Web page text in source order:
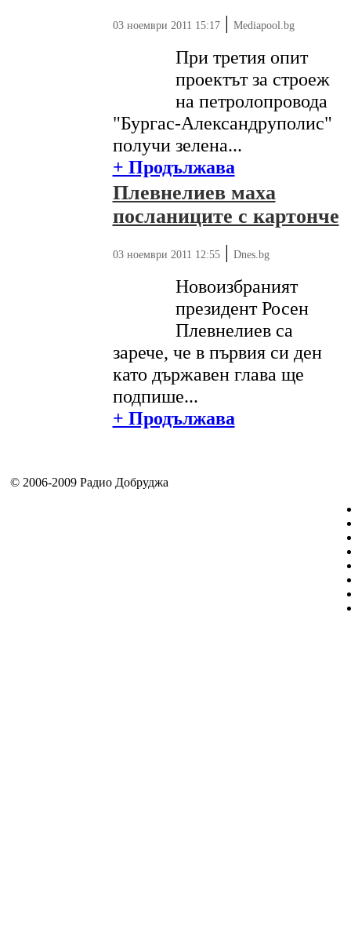
03 ноември 2011 15:17| Mediapool.bg
При третия опит
проектът за строеж
на петролопровода
"Бургас-Александруполис"
получи зелена...
+ Продължава
Плевнелиев маха
посланиците с картонче
03 ноември 2011 12:55| Dnes.bg
Новоизбраният
президент Росен
Плевнелиев са
зарече, че в първия си ден
като държавен глава ще
подпишe...
+ Продължава
© 2006-2009 Радио Добруджа